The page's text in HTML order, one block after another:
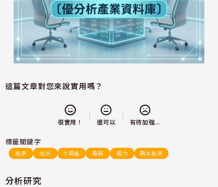
這篇文章對您來說實用嗎？
很實用！ 還可以 有待加強...
標籤關鍵字
能源 加州 太陽能 電廠 電力 再生能源
分析研究